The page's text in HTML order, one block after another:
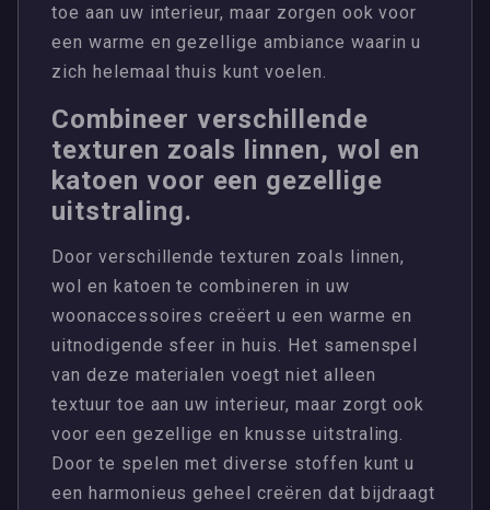
toe aan uw interieur, maar zorgen ook voor
een warme en gezellige ambiance waarin u
zich helemaal thuis kunt voelen.
Combineer verschillende
texturen zoals linnen, wol en
katoen voor een gezellige
uitstraling.
Door verschillende texturen zoals linnen,
wol en katoen te combineren in uw
woonaccessoires creëert u een warme en
uitnodigende sfeer in huis. Het samenspel
van deze materialen voegt niet alleen
textuur toe aan uw interieur, maar zorgt ook
voor een gezellige en knusse uitstraling.
Door te spelen met diverse stoffen kunt u
een harmonieus geheel creëren dat bijdraagt